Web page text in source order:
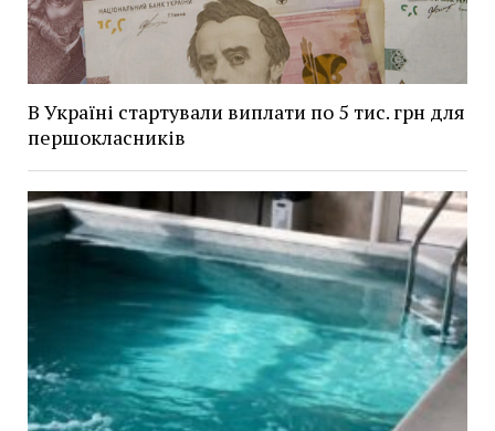
В Україні стартували виплати по 5 тис. грн для
першокласників